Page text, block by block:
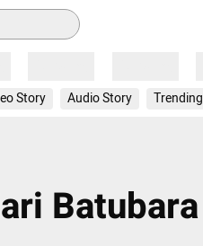
Story Audio Story Trending
Batubara